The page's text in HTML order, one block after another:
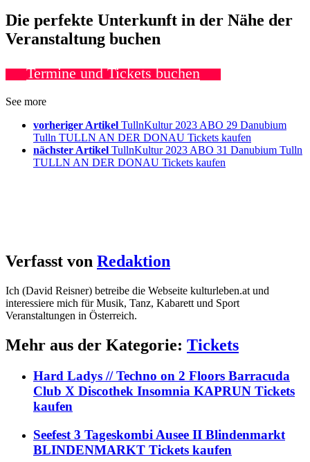
Die perfekte Unterkunft in der Nähe der
Veranstaltung buchen
Termine und Tickets buchen
See more
vorheriger Artikel TullnKultur 2023 ABO 29 Danubium
Tulln TULLN AN DER DONAU Tickets kaufen
nächster Artikel TullnKultur 2023 ABO 31 Danubium Tulln
TULLN AN DER DONAU Tickets kaufen
Verfasst von Redaktion
Ich (David Reisner) betreibe die Webseite kulturleben.at und
interessiere mich für Musik, Tanz, Kabarett und Sport
Veranstaltungen in Österreich.
Mehr aus der Kategorie: Tickets
Hard Ladys // Techno on 2 Floors Barracuda
Club X Discothek Insomnia KAPRUN Tickets
kaufen
Seefest 3 Tageskombi Ausee II Blindenmarkt
BLINDENMARKT Tickets kaufen